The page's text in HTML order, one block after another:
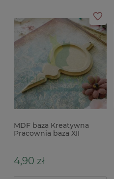
MDF baza Kreatywna
Pracownia baza XII
4,90 zł